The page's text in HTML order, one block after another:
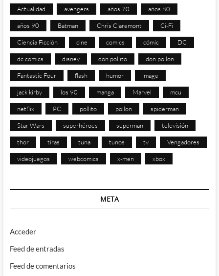
Actualidad avengers años 70 años 80
años 90 Batman Chris Claremont Ci-Fi
Ciencia Ficción cine comics cómic DC
dc comics disney don pollito don pollon
Fantastic Four flash humor image
jack kirby los 90 manga Marvel mcu
netflix PC pollito pollon spiderman
Star Wars superhéroes superman televisión
thor tiras tuna tunos tv Vengadores
videojuegos webcomics x-men xbox
META
Acceder
Feed de entradas
Feed de comentarios